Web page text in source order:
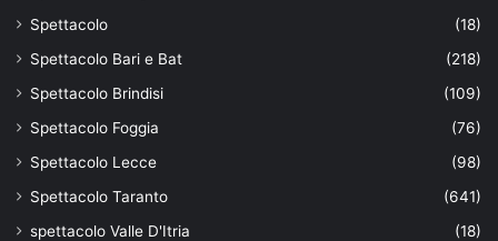
Spettacolo
(18)
Spettacolo Bari e Bat
(218)
Spettacolo Brindisi
(109)
Spettacolo Foggia
(76)
Spettacolo Lecce
(98)
Spettacolo Taranto
(641)
spettacolo Valle D'Itria
(18)